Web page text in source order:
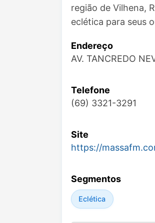
região de Vilhena,
eclética para seus
Endereço
AV. TANCREDO
Telefone
(69) 3321-3291
Site
https://
Segmentos
Eclética